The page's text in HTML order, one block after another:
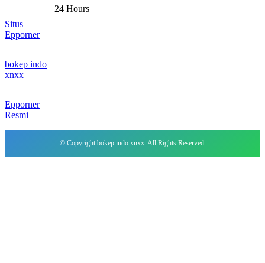
Situs
Epporner
bokep indo
xnxx
Epporner
Resmi
24 Hours
© Copyright bokep indo xnxx. All Rights Reserved.